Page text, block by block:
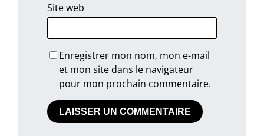
Site web
Enregistrer mon nom, mon e-mail
et mon site dans le navigateur
pour mon prochain commentaire.